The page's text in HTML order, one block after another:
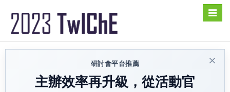
Toggle
×
研討會平台推薦
主辦效率再升級，從活動官